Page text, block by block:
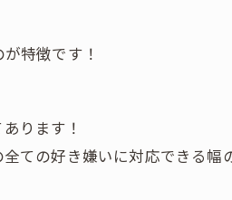
特徴です！
ります！
ての好き嫌いに対応できる幅